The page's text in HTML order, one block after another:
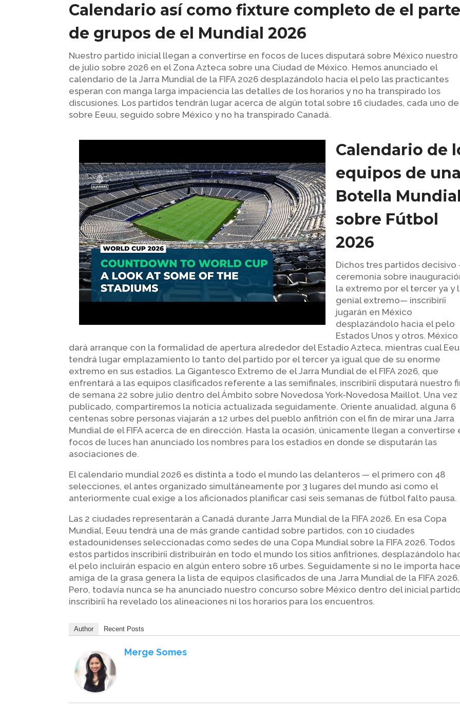
Calendario así­ como fixture completo de el parte
de grupos de el Mundial 2026
Nuestro partido inicial llegan a convertirse en focos de luces disputará sobre México nuestro
de julio sobre 2026 en el Zona Azteca sobre una Ciudad de México. Hemos anunciado el
calendario de la Jarra Mundial de la FIFA 2026 desplazándolo hacia el pelo las practicantes
esperan con manga larga impaciencia las detalles de los horarios y no ha transpirado los
discusiones. Los partidos tendrán lugar acerca de algún total sobre 16 ciudades, cada uno de
sobre Eeuu, seguido sobre México y no ha transpirado Canadá.
Calendario de
equipos de una
Botella Mundial
sobre Fútbol
2026
Dichos tres partidos decisivo
ceremonia sobre
la extremo por el tercer ya y
genial extremo— inscribirí¡
jugarán en México
desplazándolo hacia el pelo
Estados Unos y otros. México
dará arranque con la formalidad de apertura alrededor del Estadio Azteca, mientras cual
tendrá lugar emplazamiento lo tanto del partido por el tercer ya igual que de su enorme
extremo en sus estadios. La Gigantesco Extremo de el Jarra Mundial de el FIFA 2026, que
enfrentará a las equipos clasificados referente a las semifinales, inscribirí¡ disputará nuestro
de semana 22 sobre julio dentro del Ámbito sobre Novedosa York-Novedosa Maillot. Una vez
publicado, compartiremos la noticia actualizada seguidamente. Oriente anualidad, alguna 6
centenas sobre personas viajarán a 12 urbes del pueblo anfitrión con el fin de mirar una Jarra
Mundial de el FIFA acerca de en dirección. Hasta la ocasión, únicamente llegan a convertirse
focos de luces han anunciado los nombres para los estadios en donde se disputarán las
asociaciones de.
El calendario mundial 2026 es distinta a todo el mundo las delanteros — el primero con 48
selecciones, el antes organizado simultáneamente por 3 lugares del mundo así­ como el
anteriormente cual exige a los aficionados planificar casi seis semanas de fútbol falto pausa.
Las 2 ciudades representarán a Canadá durante Jarra Mundial de la FIFA 2026. En esa Copa
Mundial, Eeuu tendrá una de más grande cantidad sobre partidos, con 10 ciudades
estadounidenses seleccionadas como sedes de una Copa Mundial sobre la FIFA 2026. Todos
estos partidos inscribirí¡ distribuirán en todo el mundo los sitios anfitriones, desplazándolo
el pelo incluirán espacio en algún entero sobre 16 urbes. Seguidamente si no le importa
amiga de la grasa genera la lista de equipos clasificados de una Jarra Mundial de la FIFA 2026.
Pero, todavía nunca se ha anunciado nuestro concurso sobre México dentro del inicial
inscribirí¡ ha revelado los alineaciones ni los horarios para los encuentros.
Author Recent Posts
Merge Somes